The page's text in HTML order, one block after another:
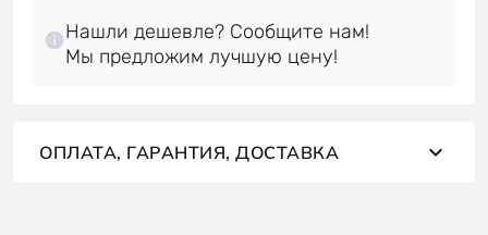
Нашли дешевле? Сообщите нам!
ОПЛАТА, ГАРАНТИЯ, ДОСТАВКА